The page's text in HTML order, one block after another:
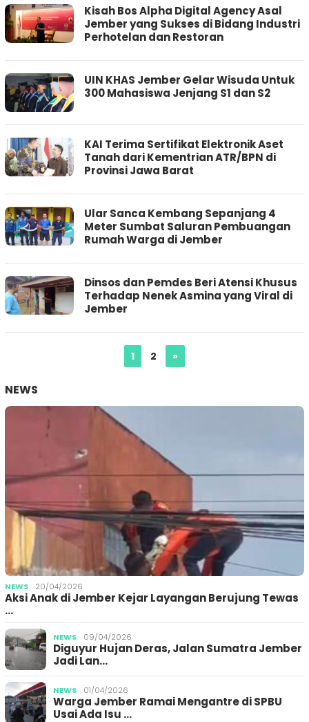
Kisah Bos Alpha Digital Agency Asal
Jember yang Sukses di Bidang Industri
Perhotelan dan Restoran
UIN KHAS Jember Gelar Wisuda Untuk
300 Mahasiswa Jenjang S1 dan S2
KAI Terima Sertifikat Elektronik Aset
Tanah dari Kementrian ATR/BPN di
Provinsi Jawa Barat
Ular Sanca Kembang Sepanjang 4
Meter Sumbat Saluran Pembuangan
Rumah Warga di Jember
Dinsos dan Pemdes Beri Atensi Khusus
Terhadap Nenek Asmina yang Viral di
Jember
1 2 »
NEWS
NEWS 20/04/2026
Aksi Anak di Jember Kejar Layangan Berujung Tewas
…
NEWS 09/04/2026
Diguyur Hujan Deras, Jalan Sumatra Jember
Jadi Lan…
NEWS 01/04/2026
Warga Jember Ramai Mengantre di SPBU
Usai Ada Isu …